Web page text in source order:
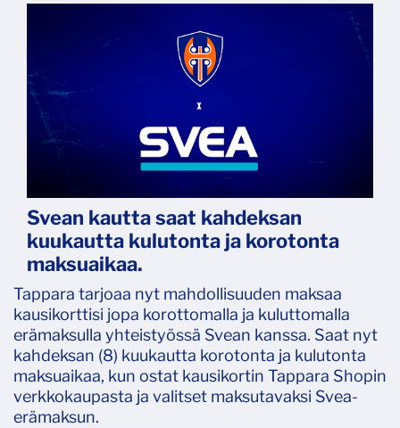
Svean kautta saat kahdeksan
kuukautta kulutonta ja korotonta
maksuaikaa.
Tappara tarjoaa nyt mahdollisuuden maksaa
kausikorttisi jopa korottomalla ja kuluttomalla
erämaksulla yhteistyössä Svean kanssa. Saat nyt
kahdeksan (8) kuukautta korotonta ja kulutonta
maksuaikaa, kun ostat kausikortin Tappara Shopin
verkkokaupasta ja valitset maksutavaksi Svea-
erämaksun.